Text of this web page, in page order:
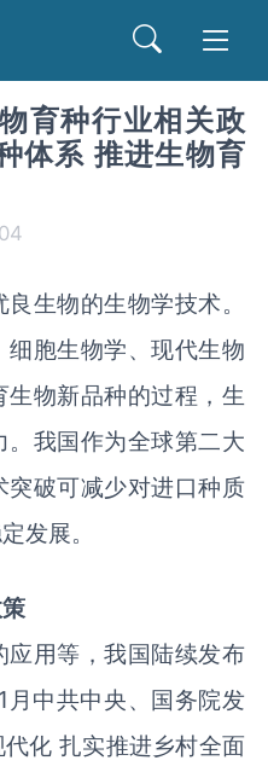
育种行业相关政
体系 推进生物育
生物的生物学技术。
胞生物学、现代生物
物新品种的过程，生
我国作为全球第二大
破可减少对进口种质
发展。
用等，我国陆续发布
中共中央、国务院发
化 扎实推进乡村全面